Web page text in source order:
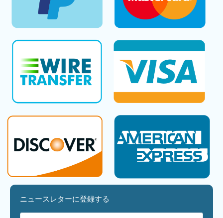
ニュースレターに登録する